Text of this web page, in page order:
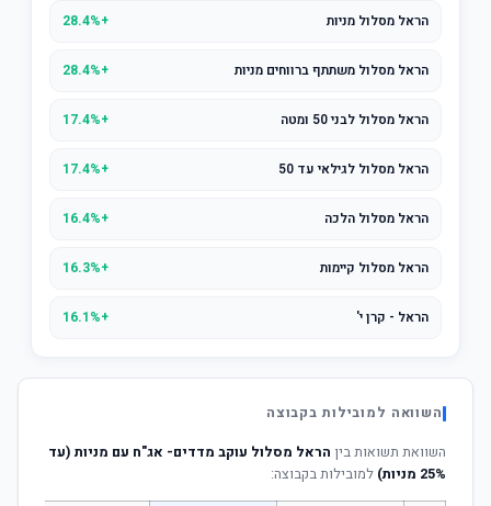
הראל מסלול מניות +28.4%
הראל מסלול משתתף ברווחים מניות +28.4%
הראל מסלול לבני 50 ומטה +17.4%
הראל מסלול לגילאי עד 50 +17.4%
הראל מסלול הלכה +16.4%
הראל מסלול קיימות +16.3%
הראל - קרן י' +16.1%
השוואה למובילות בקבוצה
השוואת תשואות בין הראל מסלול עוקב מדדים- אג"ח עם מניות (עד
25% מניות)
למובילות בקבוצה: